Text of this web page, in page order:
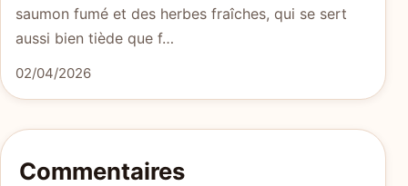
saumon fumé et des herbes fraîches, qui se sert
aussi bien tiède que f…
02/04/2026
Commentaires